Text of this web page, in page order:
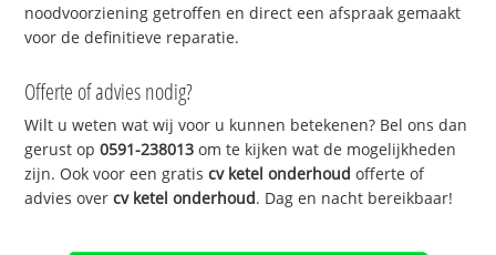
noodvoorziening getroffen en direct een afspraak gemaakt
voor de definitieve reparatie.
Offerte of advies nodig?
Wilt u weten wat wij voor u kunnen betekenen? Bel ons dan
gerust op0591-238013 om te kijken wat de mogelijkheden
zijn. Ook voor een gratiscv ketel onderhoud offerte of
advies overcv ketel onderhoud. Dag en nacht bereikbaar!